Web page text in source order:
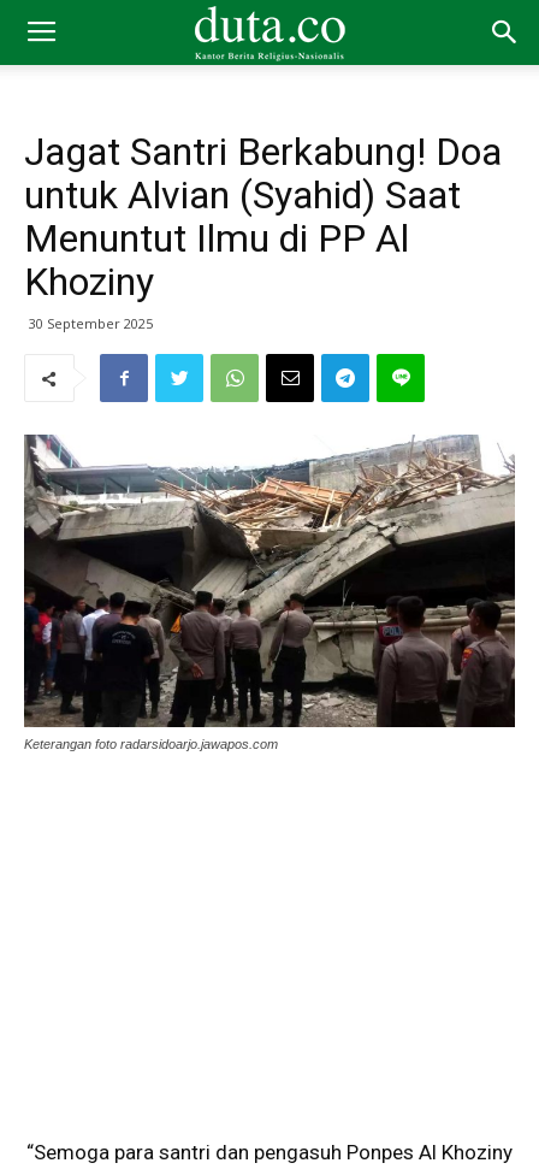
Jagat Santri Berkabung! Doa
untuk Alvian (Syahid) Saat
Menuntut Ilmu di PP Al
Khoziny
30 September 2025
Keterangan foto radarsidoarjo.jawapos.com
“Semoga para santri dan pengasuh Ponpes Al Khoziny